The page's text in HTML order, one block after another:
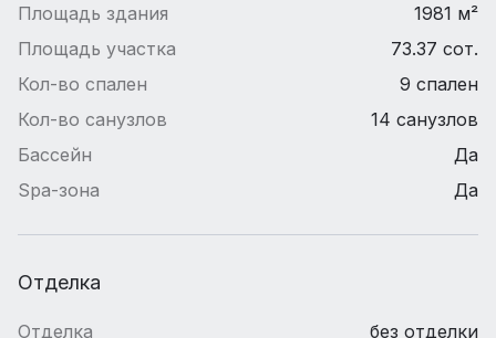
Площадь здания
1981 м²
Площадь участка
73.37 сот.
Кол-во спален
9 спален
Кол-во санузлов
14 санузлов
Бассейн
Да
Spa-зона
Да
Отделка
Отделка без отделки